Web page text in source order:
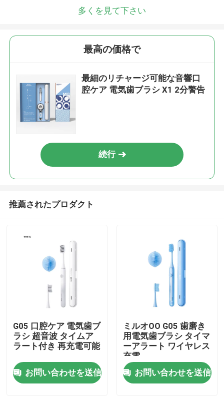
多くを見て下さい
最高の価格で
最細のリチャージ可能な音響口
腔ケア 電気歯ブラシ X1 2分警告
続行
推薦されたプロダクト
G05 口腔ケア 電気歯ブ
ラシ 超音波 タイムア
ラート付き 再充電可能
お問い合わせを送信
ミルオOO G05 歯磨き
用電気歯ブラシ タイマ
ーアラート ワイヤレス
充電
お問い合わせを送信